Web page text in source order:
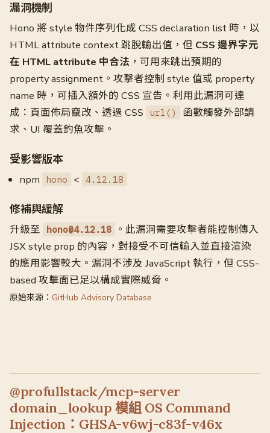
漏洞機制
Hono 將 style 物件序列化成 CSS declaration list 時，以
HTML attribute context 跳脫輸出值，但 CSS 邊界字元
在 HTML attribute 中合法 ，可用來跳出預期的
property assignment。攻擊者控制 style 值或 property
name 時，可插入額外的 CSS 宣告。利用此漏洞可達
成：頁面佈局竄改、透過 CSS
url()
函數觸發外部請
求、UI 覆蓋釣魚攻擊。
受影響版本
npm hono < 4.12.18
修補與緩解
升級至 hono@4.12.18
。此漏洞需要攻擊者能控制傳入
JSX style prop 的內容，對接受不可信輸入並直接渲染
的應用影響較大。漏洞不涉及 JavaScript 執行，但 CSS-
based 攻擊面已足以構成實際威脅。
原始來源： GitHub Advisory Database
@profullstack/mcp-server
domain_lookup 模組 OS Command
Injection：GHSA-v6wj-c83f-v46x